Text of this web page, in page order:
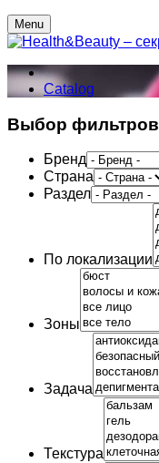
Menu
Catalog
Выбор фильтров
Бренд
Страна
Раздел
По локализации
Зоны
Задача
Текстура